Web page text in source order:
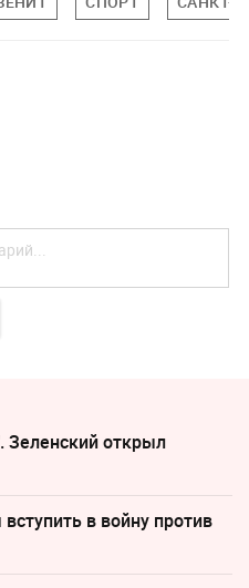
Зеленский открыл
в войну против